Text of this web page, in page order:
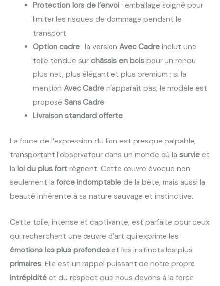
Protection lors de l’envoi: emballage soigné pour
limiter les risques de dommage pendant le
transport
Option cadre: la version Avec Cadreinclut une
toile tendue sur châssis en boispour un rendu
plus net, plus élégant et plus premium ; si la
mention Avec Cadren’apparaît pas, le modèle est
proposé Sans Cadre
Livraison standard offerte
La force de l’expression du lion est presque palpable,
transportant l’observateur dans un monde où la survie et
la loi du plus fort règnent. Cette œuvre évoque non
seulement la force indomptable de la bête, mais aussi la
beauté inhérente à sa nature sauvage et instinctive.
Cette toile, intense et captivante, est parfaite pour ceux
qui recherchent une œuvre d’art qui exprime les
émotions les plus profondes et les instincts les plus
primaires. Elle est un rappel puissant de notre propre
intrépidité et du respect que nous devons à la force